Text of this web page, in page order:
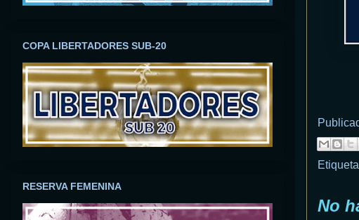
No
COPA LIBERTADORES SUB-20
RESERVA FEMENINA